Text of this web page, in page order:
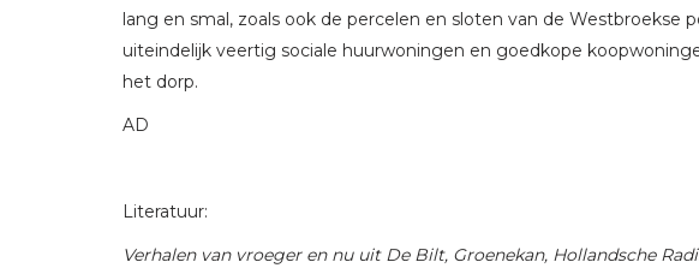
lang en smal, zoals ook de percelen en sloten van de Westbroekse
uiteindelijk veertig sociale huurwoningen en goedkope
het dorp.
AD
Literatuur:
Verhalen van vroeger en nu uit De Bilt, Groenekan, Hollandsche